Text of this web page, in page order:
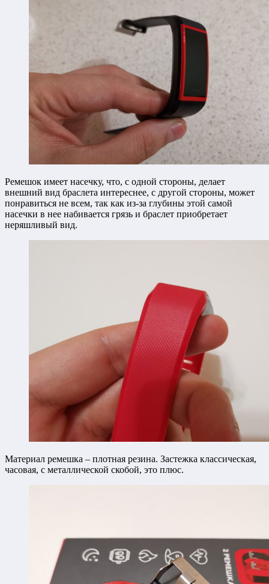
Ремешок имеет насечку, что, с одной стороны, делает
внешний вид браслета интереснее, с другой стороны, может
понравиться не всем, так как из-за глубины этой самой
насечки в нее набивается грязь и браслет приобретает
неряшливый вид.
Материал ремешка – плотная резина. Застежка классическая,
часовая, с металлической скобой, это плюс.